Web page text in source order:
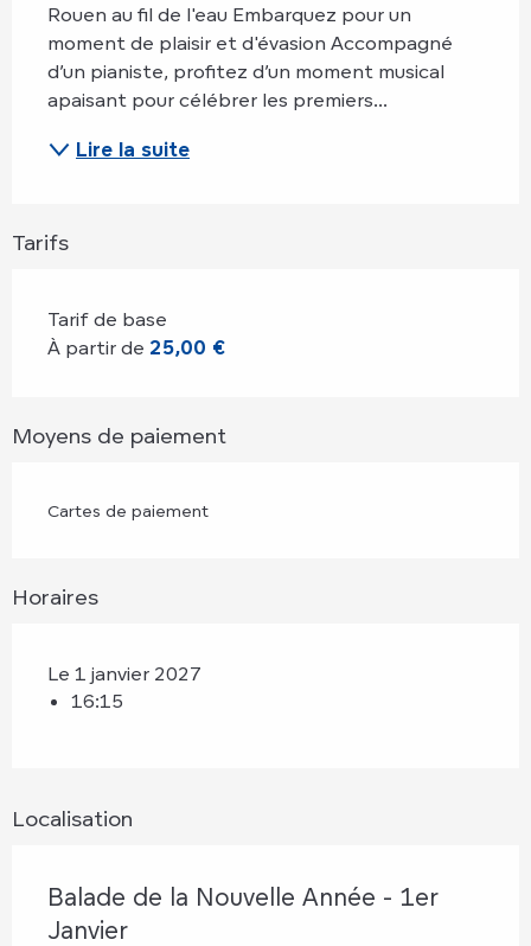
Rouen au fil de l'eau Embarquez pour un
moment de plaisir et d'évasion Accompagné
d’un pianiste, profitez d’un moment musical
apaisant pour célébrer les premiers...
Lire la suite
Tarifs
Tarif de base
À partir de 25,00 €
Moyens de paiement
Cartes de paiement
Horaires
Le 1 janvier 2027
16:15
Localisation
Balade de la Nouvelle Année - 1er
Janvier